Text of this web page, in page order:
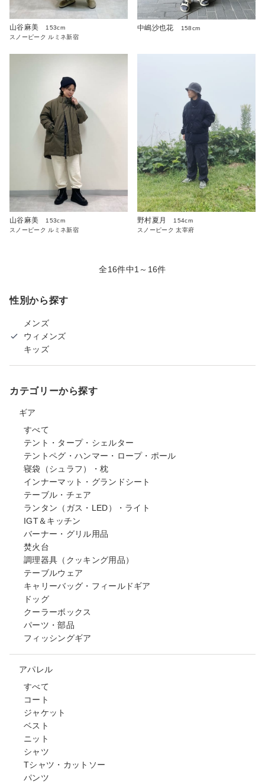
山谷麻美
153cm
スノーピーク ルミネ新宿
中嶋沙也花 158cm
山谷麻美
153cm
スノーピーク ルミネ新宿
野村夏月
154cm
スノーピーク 太宰府
全16件中1～16件
性別から探す
メンズ
ウィメンズ
キッズ
カテゴリーから探す
ギア
すべて
テント・タープ・シェルター
テントペグ・ハンマー・ロープ・ポール
寝袋（シュラフ）・枕
インナーマット・グランドシート
テーブル・チェア
ランタン（ガス・LED）・ライト
IGT＆キッチン
バーナー・グリル用品
焚火台
調理器具（クッキング用品）
テーブルウェア
キャリーバッグ・フィールドギア
ドッグ
クーラーボックス
パーツ・部品
フィッシングギア
アパレル
すべて
コート
ジャケット
ベスト
ニット
シャツ
Tシャツ・カットソー
パンツ